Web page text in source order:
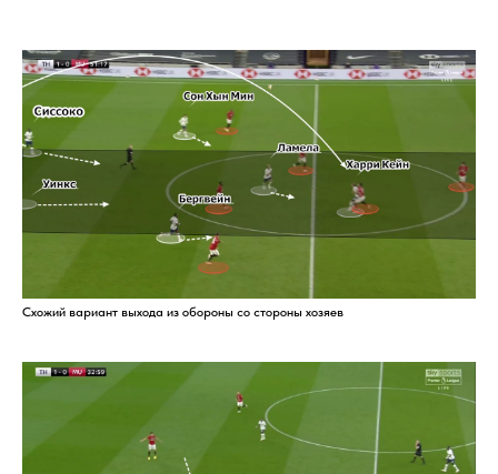
Схожий вариант выхода из обороны со стороны хозяев